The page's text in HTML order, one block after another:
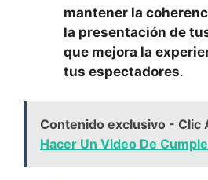
mantener la
la presentación de
que mejora la
tus espectadores.
Contenido exclusivo - Clic
Hacer Un Video De